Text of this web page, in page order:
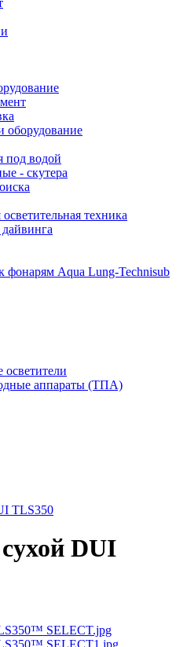
оборудование
под водой
- скутера
техника
фонарям Aqua Lung-Technisub
аппараты (ТПА)
TLS350
DUI